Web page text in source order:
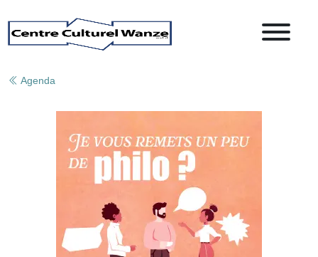
Agenda